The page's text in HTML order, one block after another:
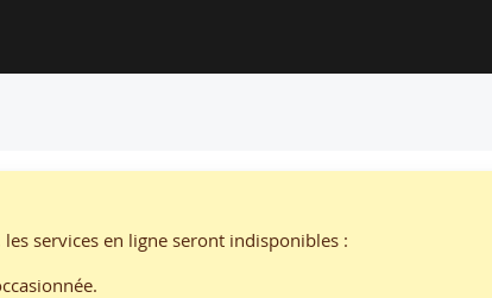
services en ligne seront indisponibles :
PAR GISI - L'ARGUS DE L'ASSURANCE
de l’intermédiation